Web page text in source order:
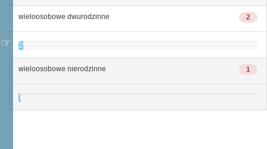
2
wieloosobowe dwurodzinne
2
1
wieloosobowe nierodzinne
1